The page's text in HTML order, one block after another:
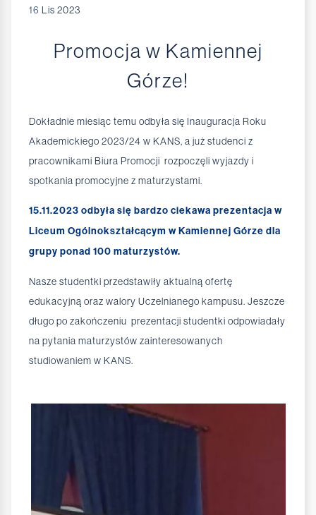
16 Lis 2023
Promocja w Kamiennej
Górze!
Dokładnie miesiąc temu odbyła się Inauguracja Roku
Akademickiego 2023/24 w KANS, a już studenci z
pracownikami Biura Promocji rozpoczęli wyjazdy i
spotkania promocyjne z maturzystami.
15.11.2023 odbyła się bardzo ciekawa prezentacja w
Liceum Ogólnokształcącym w Kamiennej Górze dla
grupy ponad 100 maturzystów.
Nasze studentki przedstawiły aktualną ofertę
edukacyjną oraz walory Uczelnianego kampusu. Jeszcze
długo po zakończeniu prezentacji studentki odpowiadały
na pytania maturzystów zainteresowanych
studiowaniem w KANS.